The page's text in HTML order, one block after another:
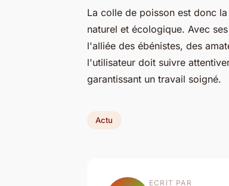
La colle de poisson est donc
naturel et écologique. Avec
l'alliée des ébénistes, des
l'utilisateur doit suivre
garantissant un travail soigné.
Actu
ECRIT PAR